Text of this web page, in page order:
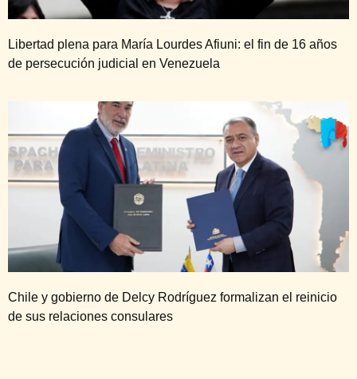
Libertad plena para María Lourdes Afiuni: el fin de 16 años
de persecución judicial en Venezuela
Chile y gobierno de Delcy Rodríguez formalizan el reinicio
de sus relaciones consulares